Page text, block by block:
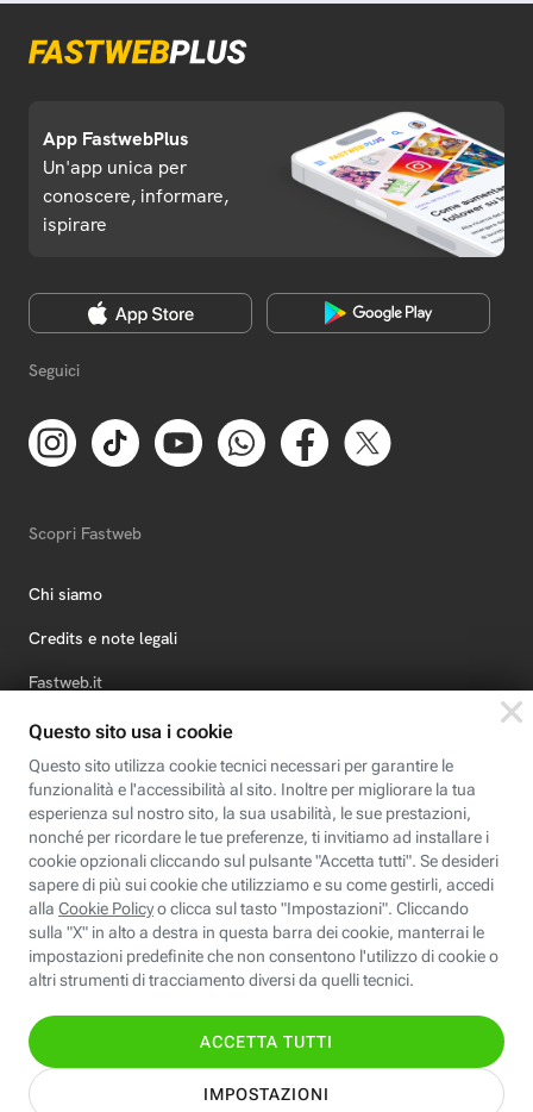
App FastwebPlus
Un'app unica per
conoscere, informare,
ispirare
Seguici
Scopri Fastweb
Chi siamo
Credits e note legali
Fastweb.it
Formazione
Fastweb Digital Academy
STEP FuturAbility District
Insieme, siamo futuro
© Fastweb SpA 2026 - P.IVA 12878470157
Informativa Modifica